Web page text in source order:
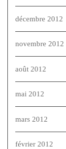
décembre 2012
novembre 2012
août 2012
mai 2012
mars 2012
février 2012